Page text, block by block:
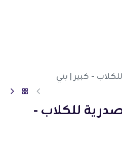
- كبير | بني
للكلاب -